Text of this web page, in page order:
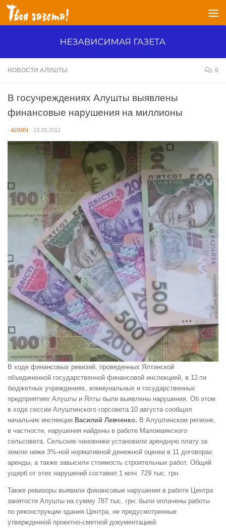
Перейти к содержимому
НОВОСТИ АЛУШТЫ 0
В госучреждениях Алушты выявлены
финансовые нарушения на миллионы
- ADMIN · 13.08.2012
В ходе финансовых ревизий, проведенных Ялтинской
объединенной государственной финансовой инспекцией, в 12-ти
бюджетных учреждениях, коммунальных и государственных
предприятиях Алушты и Ялты были выявлены нарушения. Об этом
в ходе сессии Алуштинского горсовета 10 августа сообщил
начальник инспекции Василий Левченко. В Алуштинском регионе,
в частности, нарушения найдены в работе Маломаякского
сельсовета. Сельские чиновники установили арендную плату за
землю ниже 3%-ной нормативной денежной оценки в 11 договорах
аренды, а также завысили стоимость строительных работ. Общий
ущерб от этих нарушений составил 1 млн. 729 тыс. грн.
Также ревизоры выявили финансовые нарушения в работе Центра
занятости Алушты на сумму 787 тыс. грн: были оплачены работы
по реконструкции здания Центра, не предусмотренные
утвержденной проектно-сметной документацией.